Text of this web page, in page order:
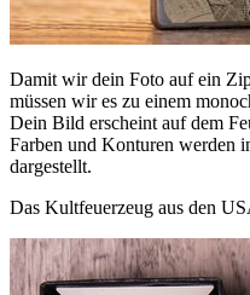
Damit wir dein Foto auf ein
müssen wir es zu einem
Dein Bild erscheint auf dem
Farben und Konturen werden
dargestellt.
Das Kultfeuerzeug aus den